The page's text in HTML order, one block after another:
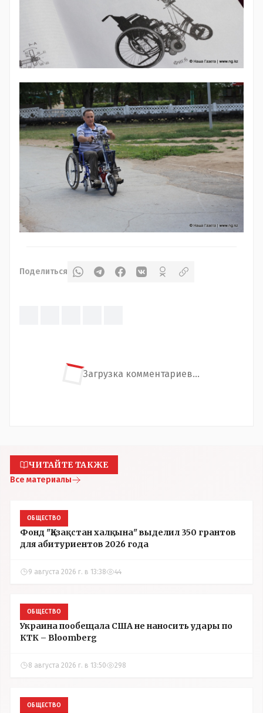
Поделиться
Загрузка комментариев...
ЧИТАЙТЕ ТАКЖЕ
Все материалы
ОБЩЕСТВО
Фонд "Қазақстан халқына" выделил 350 грантов
для абитуриентов 2026 года
9 августа 2026 г. в 13:38 44
ОБЩЕСТВО
Украина пообещала США не наносить удары по
КТК – Bloomberg
8 августа 2026 г. в 13:50 298
ОБЩЕСТВО